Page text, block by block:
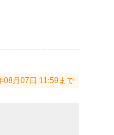
08月07日 11:59まで